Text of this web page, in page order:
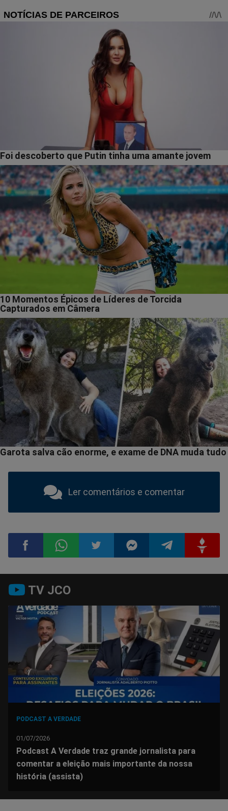
Ler comentários e comentar
Compartilhar
no
Facebook
no
Whatsapp
no
Twitter
no
Messenger
no
Telegram
no
Gettr
TV JCO
PODCAST A VERDADE
01/07/2026
Podcast A Verdade traz grande jornalista para
comentar a eleição mais importante da nossa
história (assista)